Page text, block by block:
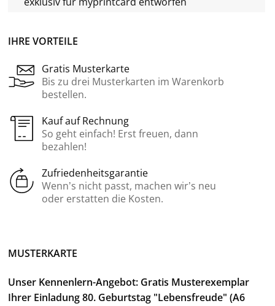
IHRE VORTEILE
Gratis Musterkarte
Bis zu drei Musterkarten im Warenkorb
bestellen.
Kauf auf Rechnung
So geht einfach! Erst freuen, dann
bezahlen!
Zufriedenheitsgarantie
Wenn’s nicht passt, machen wir’s neu
oder erstatten die Kosten.
MUSTERKARTE
Unser Kennenlern-Angebot: Gratis Musterexemplar
Ihrer Einladung 80. Geburtstag "Lebensfreude" (A6